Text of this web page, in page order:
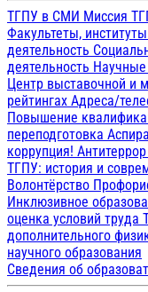
ТГПУ в СМИ Миссия
Факультеты, институты
деятельность
деятельность
Центр выставочной и
рейтингах Адреса/
Повышение
переподготовка
коррупция! Антитеррор
ТГПУ: история и
Волонтёрство
Инклюзивное
оценка условий труда
дополнительного
научного образования
Сведения об